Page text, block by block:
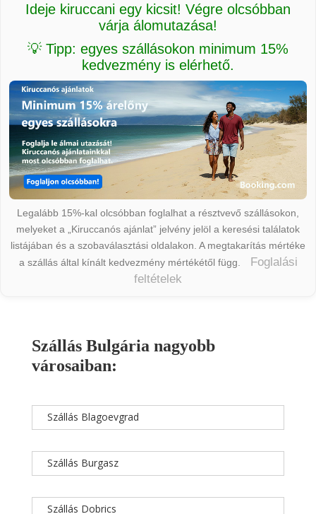
Ideje kiruccani egy kicsit! Végre olcsóbban
várja álomutazása!
💡 Tipp: egyes szállásokon minimum 15%
kedvezmény is elérhető.
Legalább 15%-kal olcsóbban foglalhat a résztvevő szállásokon,
melyeket a „Kiruccanós ajánlat” jelvény jelöl a keresési találatok
listájában és a szobaválasztási oldalakon. A megtakarítás mértéke
a szállás által kínált kedvezmény mértékétől függ.
Foglalási
feltételek
Szállás Bulgária nagyobb
városaiban:
Szállás Blagoevgrad
Szállás Burgasz
Szállás Dobrics